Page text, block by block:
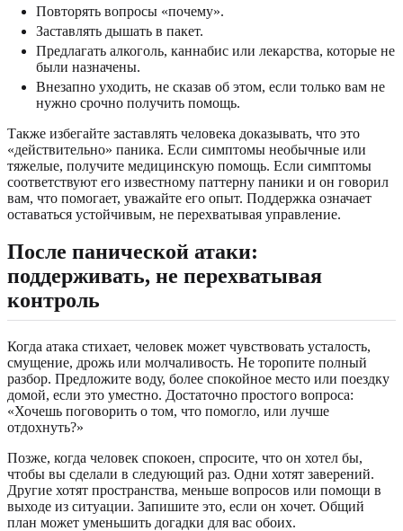
Повторять вопросы «почему».
Заставлять дышать в пакет.
Предлагать алкоголь, каннабис или лекарства, которые не
были назначены.
Внезапно уходить, не сказав об этом, если только вам не
нужно срочно получить помощь.
Также избегайте заставлять человека доказывать, что это
«действительно» паника. Если симптомы необычные или
тяжелые, получите медицинскую помощь. Если симптомы
соответствуют его известному паттерну паники и он говорил
вам, что помогает, уважайте его опыт. Поддержка означает
оставаться устойчивым, не перехватывая управление.
После панической атаки:
поддерживать, не перехватывая
контроль
Когда атака стихает, человек может чувствовать усталость,
смущение, дрожь или молчаливость. Не торопите полный
разбор. Предложите воду, более спокойное место или поездку
домой, если это уместно. Достаточно простого вопроса:
«Хочешь поговорить о том, что помогло, или лучше
отдохнуть?»
Позже, когда человек спокоен, спросите, что он хотел бы,
чтобы вы сделали в следующий раз. Одни хотят заверений.
Другие хотят пространства, меньше вопросов или помощи в
выходе из ситуации. Запишите это, если он хочет. Общий
план может уменьшить догадки для вас обоих.